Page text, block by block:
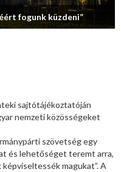
fogunk küzdeni”
sajtótájékoztatóján
nemzeti közösségeket
szövetség egy
és lehetőséget teremt arra,
magukat”. A